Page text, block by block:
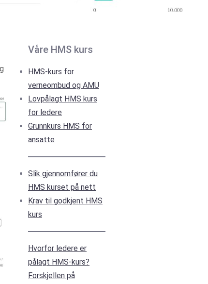
Våre HMS kurs
HMS-kurs for
verneombud og AMU
Lovpålagt HMS kurs
for ledere
Grunnkurs HMS for
ansatte
Slik gjennomfører du
HMS kurset på nett
Krav til godkjent HMS
kurs
Hvorfor ledere er
pålagt HMS-kurs?
Forskjellen på